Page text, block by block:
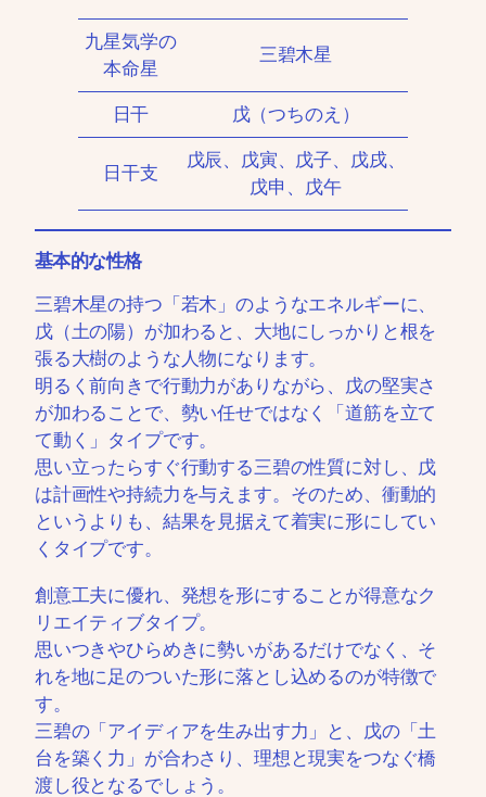
九星気学の
本命星
三碧木星
日干 戊（つちのえ）
日干支
戊辰、戊寅、戊子、戊戌、
戊申、戊午
基本的な性格
三碧木星の持つ「若木」のようなエネルギーに、
戊（土の陽）が加わると、大地にしっかりと根を
張る大樹のような人物になります。
明るく前向きで行動力がありながら、戊の堅実さ
が加わることで、勢い任せではなく「道筋を立て
て動く」タイプです。
思い立ったらすぐ行動する三碧の性質に対し、戊
は計画性や持続力を与えます。そのため、衝動的
というよりも、結果を見据えて着実に形にしてい
くタイプです。
創意工夫に優れ、発想を形にすることが得意なク
リエイティブタイプ。
思いつきやひらめきに勢いがあるだけでなく、そ
れを地に足のついた形に落とし込めるのが特徴で
す。
三碧の「アイディアを生み出す力」と、戊の「土
台を築く力」が合わさり、理想と現実をつなぐ橋
渡し役となるでしょう。